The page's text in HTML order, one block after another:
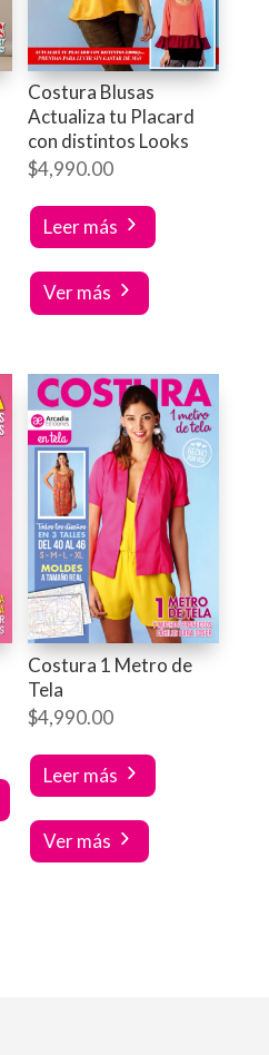
Costura Blusas
Actualiza tu Placard
con distintos Looks
$4,990.00
Leer más
Ver más
Costura 1 Metro de
Tela
$4,990.00
Leer más
Ver más